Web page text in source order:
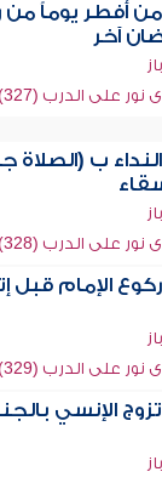
أفطر يوماً من
آخر
على الدرب (327))
ب (الصلاة
على الدرب (328))
الإمام قبل
على الدرب (329))
الإنسي